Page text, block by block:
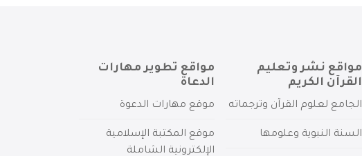
مواقع نشر وتعليم
القرآن الكريم
الجامع لعلوم القرآن وترجماته
السنة النبوية وعلومها
مواقع تطوير مهارات
الدعاة
موقع مهارات الدعوة
موقع المكتبة الإسلامية
الإلكترونية الشاملة